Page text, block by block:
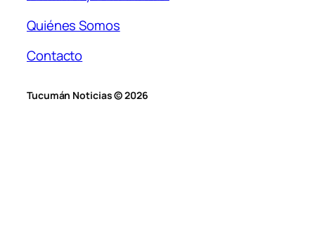
Quiénes Somos
Contacto
Tucumán Noticias © 2026